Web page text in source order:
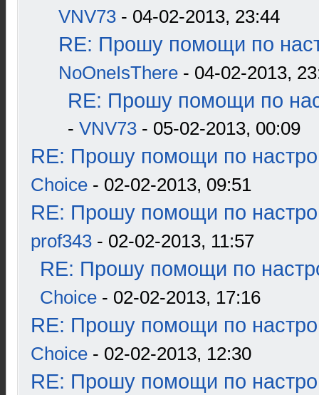
VNV73 - 04-02-2013, 23:44
RE: Прошу помощи по
NoOneIsThere - 04-02-2013,
RE: Прошу помощи по
- VNV73 - 05-02-2013, 00:09
RE: Прошу помощи по
Choice - 02-02-2013, 09:51
RE: Прошу помощи по
prof343 - 02-02-2013, 11:57
RE: Прошу помощи по
Choice - 02-02-2013, 17:16
RE: Прошу помощи по
Choice - 02-02-2013, 12:30
RE: Прошу помощи по